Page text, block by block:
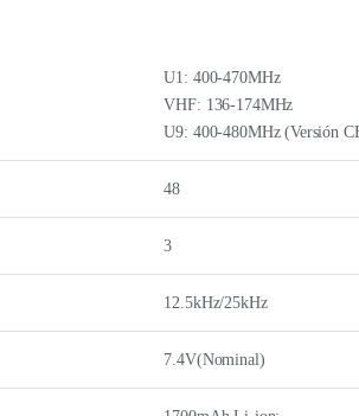
U1: 400-470MHz
VHF: 136-174MHz
U9: 400-480MHz (Versión
48
3
12.5kHz/25kHz
7.4V(Nominal)